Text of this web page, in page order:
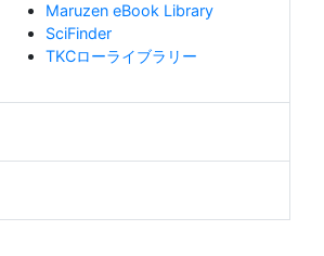
Maruzen eBook Library
SciFinder
TKCローライブラリー